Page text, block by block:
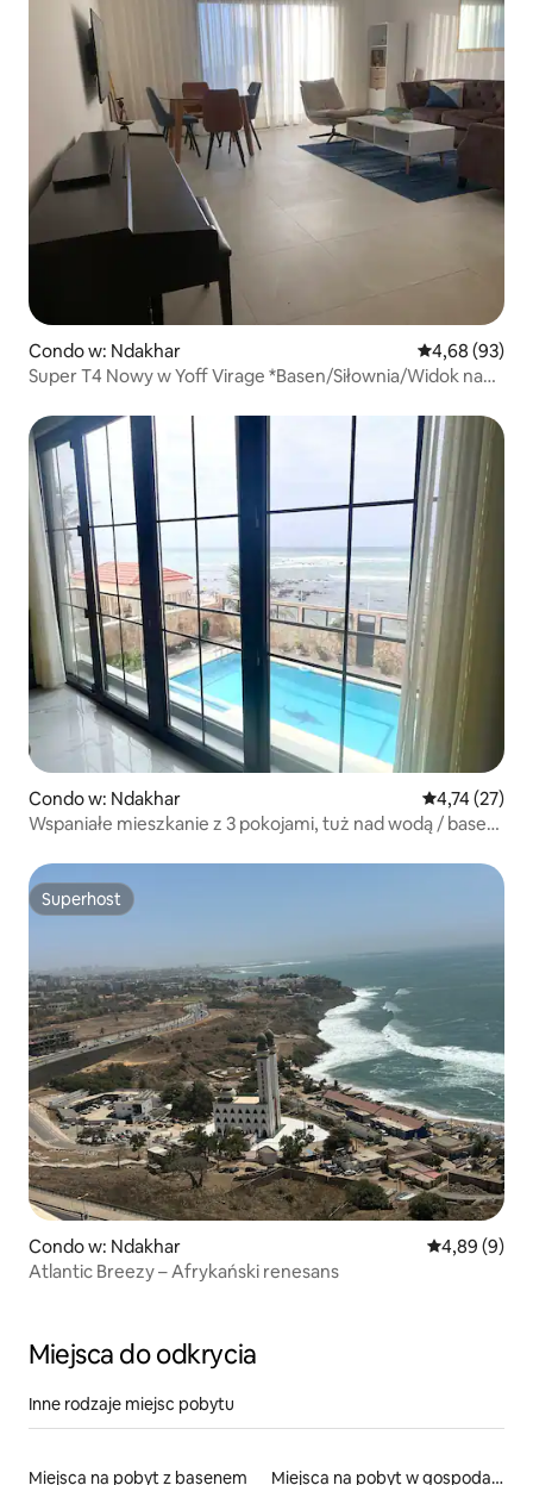
Condo w: Ndakhar Średnia
4,68 (93)
Super T4 Nowy w Yoff Virage *Basen/Siłownia/Widok na
Condo w: Ndakhar Średnia
4,74 (27)
Wspaniałe mieszkanie z 3 pokojami, tuż nad wodą / basen
Superhost
Superhost
Condo w: Ndakhar Średnia
4,89 (9)
Atlantic Breezy – Afrykański renesans
Miejsca do odkrycia
Inne rodzaje miejsc pobytu
Miejsca na pobyt z basenem Miejsca na pobyt w gospodarstwach agroturystycznych